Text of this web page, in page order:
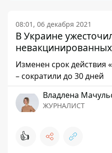
08:01, 06 декабря 2021
В Украине
невакцинированных
Изменен срок действия
– сократили до 30 дней
Владлена
ЖУРНАЛИСТ
👍